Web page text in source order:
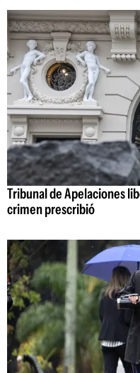
Tribunal de Apelaciones
crimen prescribió